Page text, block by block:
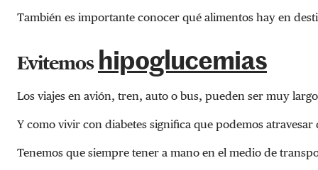
También es importante conocer qué alimentos hay en
Evitemos hipoglucemias
Los viajes en avión, tren, auto o bus, pueden ser muy
Y como vivir con diabetes significa que podemos
Tenemos que siempre tener a mano en el medio de